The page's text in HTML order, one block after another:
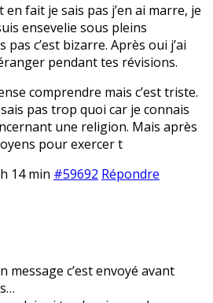
en fait je sais pas j’en ai marre, je
ensevelie sous pleins
pas c’est bizarre. Après oui j’ai
pendant tes révisions.
comprendre mais c’est triste.
pas trop quoi car je connais
une religion. Mais après
pour exercer t
14 min #59692 Répondre
message c’est envoyé avant